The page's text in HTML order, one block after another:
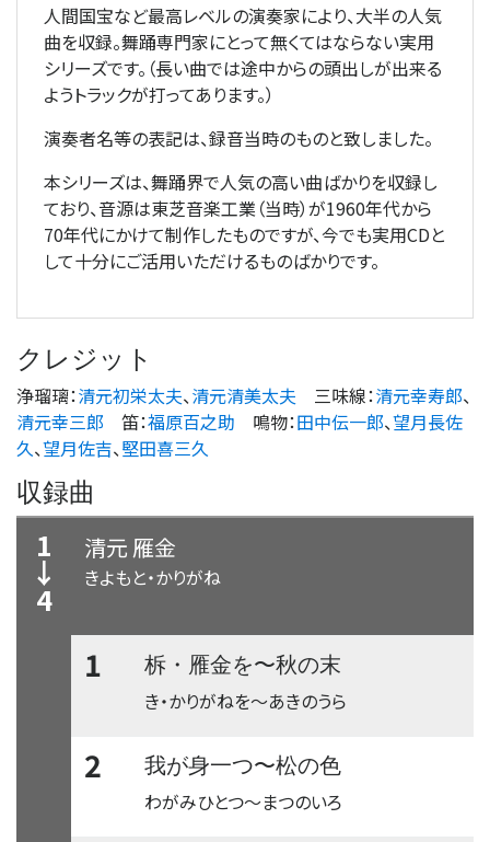
人間国宝など最高レベルの演奏家により、大半の人気
曲を収録。舞踊専門家にとって無くてはならない実用
シリーズです。（長い曲では途中からの頭出しが出来る
ようトラックが打ってあります。）
演奏者名等の表記は、録音当時のものと致しました。
本シリーズは、舞踊界で人気の高い曲ばかりを収録し
ており、音源は東芝音楽工業（当時）が1960年代から
70年代にかけて制作したものですが、今でも実用CDと
して十分にご活用いただけるものばかりです。
クレジット
浄瑠璃：清元初栄太夫、清元清美太夫 三味線：清元幸寿郎、
清元幸三郎
笛：福原百之助 鳴物：田中伝一郎、望月長佐
久、望月佐吉、堅田喜三久
収録曲
1
↓
4
清元 雁金
きよもと・かりがね
1 柝・雁金を〜秋の末
き・かりがねを〜あきのうら
2 我が身一つ〜松の色
わがみひとつ〜まつのいろ